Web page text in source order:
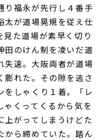
り福永が先行し４番手
太が道場晃規を従え仕
た道場が素早く切り
田のけん制を凌いだ道
失速。大阪両者が道場
膨れた。その隙を逃さ
をしゃくり１着。「レ
くってくるから気を
上がってしまうけどた
から締めていた。踏ん